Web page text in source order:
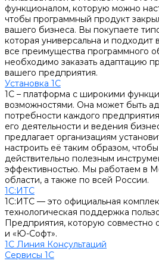
функционалом, которую можно
чтобы программный продукт
вашего бизнеса. Вы покупаете
которая универсальна и подходит
все преимущества программного
необходимо заказать адаптацию
вашего предприятия.
Установка 1С
1С – платформа с широкими
возможностями. Она может быть
потребности каждого
его деятельности и ведения
предлагает организациям
настроить её таким образом,
действительно полезным
эффективностью. Мы работаем в
области, а также по всей России.
1С:ИТС
1С:ИТС — это официальная
технологическая поддержка
Предприятия, которую совместно
и «Ю-Софт».
1С Линия Консультаций
Сервисы 1С